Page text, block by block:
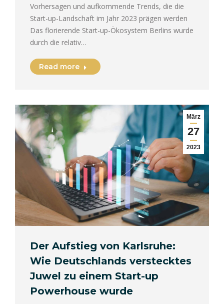
Vorhersagen und aufkommende Trends, die die
Start-up-Landschaft im Jahr 2023 prägen werden
Das florierende Start-up-Ökosystem Berlins wurde
durch die relativ…
Read more
März
27
2023
Der Aufstieg von Karlsruhe:
Wie Deutschlands verstecktes
Juwel zu einem Start-up
Powerhouse wurde